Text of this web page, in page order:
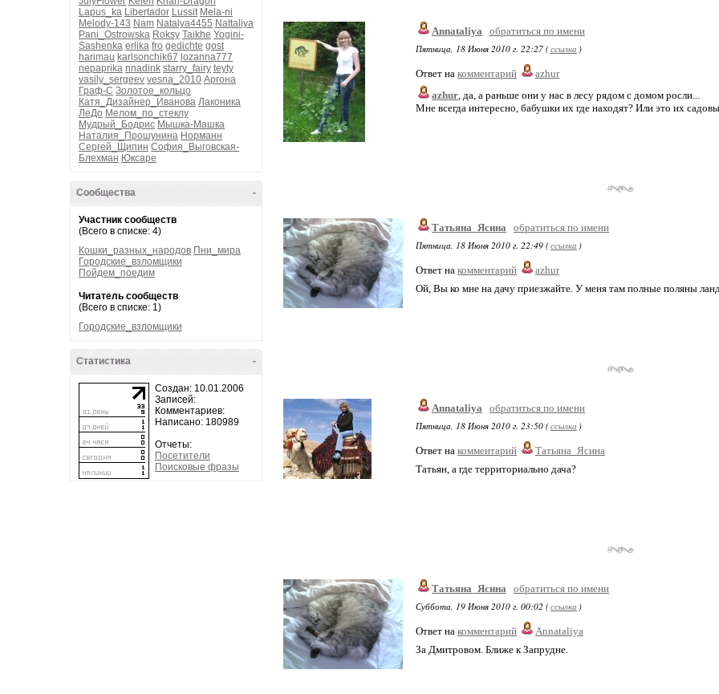
Lapus_ka Libertador Lussit Mela-ni
Melody-143 Nam Natalya4455 Nattaliya
Pani_Ostrowska Roksy Taikhe Yogini-
Sashenka erlika fro gedichte gost
harimau karlsonchik67 lozanna777
nepaprika nnadink starry_fairy teyty
vasily_sergeev vesna_2010 Аргона
Граф-С Золотое_кольцо
Катя_Дизайнер_Иванова Лаконика
ЛеДо Мелом_по_стеклу
Мудрый_Бодрис Мышка-Машка
Наталия_Прошунина Норманн
Сергей_Щипин София_Выговская-
Блехман Юксаре
-
Сообщества
Участник сообществ
(Всего в списке: 4)
Кошки_разных_народов Пни_мира
Городские_взломщики
Пойдем_поедим
Читатель сообществ
(Всего в списке: 1)
Городские_взломщики
-
Статистика
Создан: 10.01.2006
Записей:
Комментариев:
Написано: 180989
Отчеты:
Посетители
Поисковые фразы
Annataliya
обратиться по имени
Пятница, 18 Июня 2010 г. 22:27 (ссылка )
Ответ на комментарий
azhur
azhur, да, а раньше они у нас в лесу рядом с домом росли...
Мне всегда интересно, бабушки их где находят? Или это их
Татьяна_Ясина
обратиться по имени
Пятница, 18 Июня 2010 г. 22:49 (ссылка )
Ответ на комментарий
azhur
Ой, Вы ко мне на дачу приезжайте. У меня там полные поляны
Annataliya
обратиться по имени
Пятница, 18 Июня 2010 г. 23:50 (ссылка )
Ответ на комментарий
Татьяна_Ясина
Татьян, а где территориально дача?
Татьяна_Ясина
обратиться по имени
Суббота, 19 Июня 2010 г. 00:02 (ссылка )
Ответ на комментарий
Annataliya
За Дмитровом. Ближе к Запрудне.